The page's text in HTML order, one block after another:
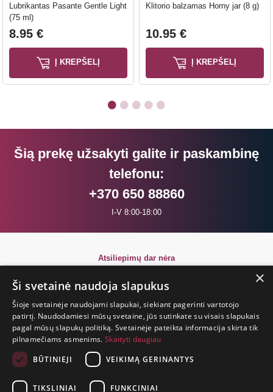
Lubrikantas Pasante Gentle Light
(75 ml)
8.95 €
Į KREPŠELĮ
Klitorio balzamas Horny jar (8 g)
10.95 €
Į KREPŠELĮ
Šią prekę užsakyti galite ir paskambinę
telefonu:
+370 650 88860
I-V 8:00-18:00
Atsiliepimų dar nėra
GYVENIMAS
TRUMPAS.
PATIRK
NUOTYKĮ.
×
Ši svetainė naudoja slapukus
Šioje svetainėje naudojami slapukai, siekiant pagerinti vartotojo
patirtį. Naudodamiesi mūsų svetaine, jūs sutinkate su visais slapukais
pagal mūsų slapukų politiką. Svetainėje pateikta informacija skirta tik
pilnamečiams asmenims. Skaityti daugiau
BŪTINIEJI
VEIKIMĄ GERINANTYS
TIKSLINIAI FUNKCINIAI